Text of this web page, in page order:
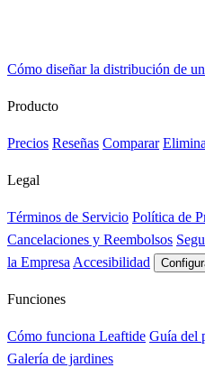
Cómo diseñar la distribución de
Producto
Precios Reseñas Comparar
Legal
Términos de Servicio Política de
Cancelaciones y Reembolsos
la Empresa Accesibilidad
Funciones
Cómo funciona Leaftide Guía del
Galería de jardines